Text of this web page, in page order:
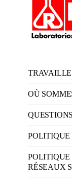
OÙ
RÉSEAUX